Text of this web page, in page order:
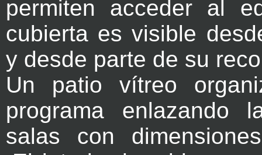
permiten acceder al
cubierta es visible
y desde parte de su
Un patio vítreo
programa enlazando
salas con